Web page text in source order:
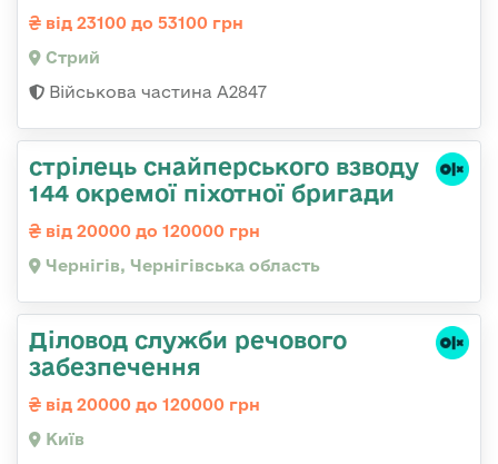
від 23100 до 53100 грн
Стрий
Військова частина А2847
стрілець снайперського взводу
144 окремої піхотної бригади
від 20000 до 120000 грн
Чернігів, Чернігівська область
Діловод служби речового
забезпечення
від 20000 до 120000 грн
Київ